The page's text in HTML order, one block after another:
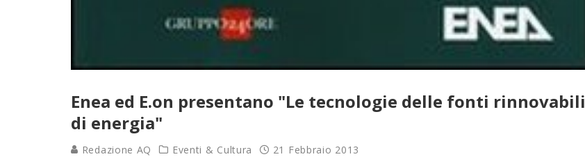
Enea ed E.on presentano "Le tecnologie delle fonti rinnovabili
di energia"
Redazione AQ Eventi & Cultura 21 Febbraio 2013